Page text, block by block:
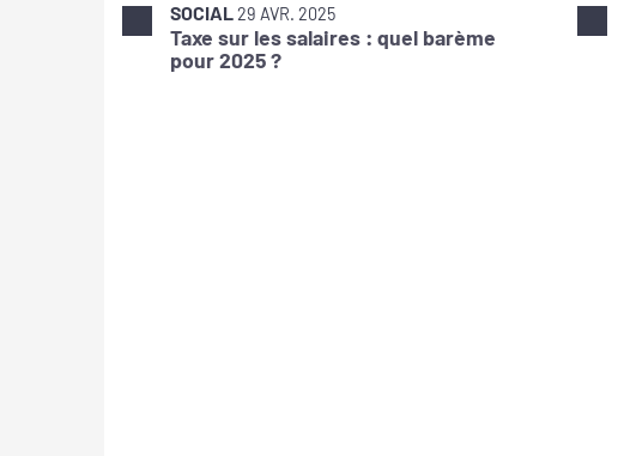
SOCIAL29 AVR. 2025
Taxe sur les salaires : quel barème
pour 2025 ?